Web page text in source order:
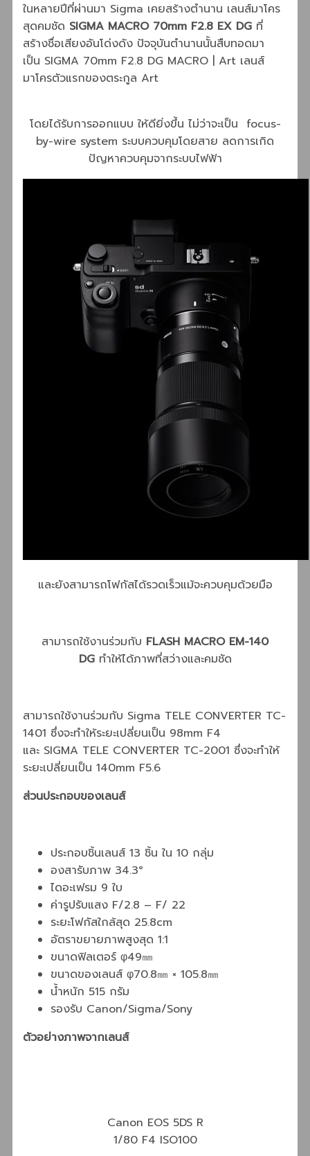
ในหลายปีที่ผ่านมา Sigma เคยสร้างตำนาน เลนส์มาโคร
สุดคมชัด SIGMA MACRO 70mm F2.8 EX DG ที่
สร้างชื่อเสียงอันโด่งดัง ปัจจุบันตำนานนั้นสืบทอดมา
เป็น SIGMA 70mm F2.8 DG MACRO | Art เลนส์
มาโครตัวแรกของตระกูล Art
โดยได้รับการออกแบบ ให้ดียิ่งขึ้น ไม่ว่าจะเป็น focus-
by-wire system ระบบควบคุมโดยสาย ลดการเกิด
ปัญหาควบคุมจากระบบไฟฟ้า
และยังสามารถโฟกัสได้รวดเร็วแม้จะควบคุมด้วยมือ
สามารถใช้งานร่วมกับ FLASH MACRO EM-140
DGทำให้ได้ภาพที่สว่างและคมชัด
สามารถใช้งานร่วมกับ Sigma TELE CONVERTER TC-
1401 ซึ่งจะทำให้ระยะเปลี่ยนเป็น 98mm F4
และ SIGMA TELE CONVERTER TC-2001 ซึ่งจะทำให้
ระยะเปลี่ยนเป็น 140mm F5.6
ส่วนประกอบของเลนส์
ประกอบชิ้นเลนส์ 13 ชิ้น ใน 10 กลุ่ม
องสารับภาพ 34.3°
ไดอะเฟรม 9 ใบ
ค่ารูปรับแสง F/2.8 – F/ 22
ระยะโฟกัสใกล้สุด 25.8cm
อัตราขยายภาพสูงสุด 1:1
ขนาดฟิลเตอร์ φ49㎜
ขนาดของเลนส์ φ70.8㎜ × 105.8㎜
น้ำหนัก 515 กรัม
รองรับ Canon/Sigma/Sony
ตัวอย่างภาพจากเลนส์
Canon EOS 5DS R
1/80 F4 ISO100